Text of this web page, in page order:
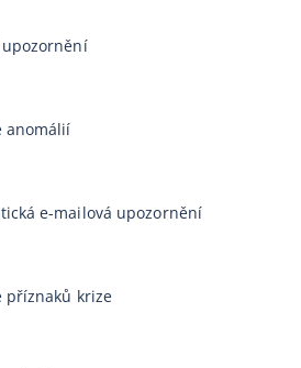
anomálií
e-mailová upozornění
příznaků krize